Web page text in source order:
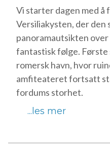
Vi starter dagen med å
Versiliakysten, der den
panoramautsikten
fantastisk følge. Første
romersk havn, hvor
amfiteateret fortsatt
fordums storhet.
...les mer